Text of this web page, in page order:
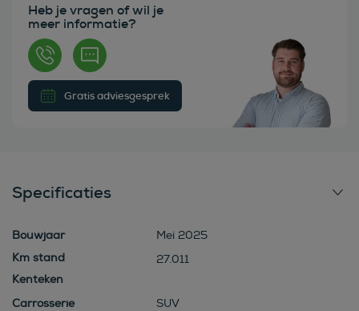
Heb je vragen of wil je
meer informatie?
Gratis adviesgesprek
Specificaties
Bouwjaar
Mei 2025
27.011
Kenteken
Carrosserie
SUV